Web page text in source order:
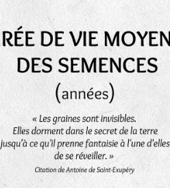
1 : Numéro
A : Sans calibre.
G: Gros
:
P : Petit